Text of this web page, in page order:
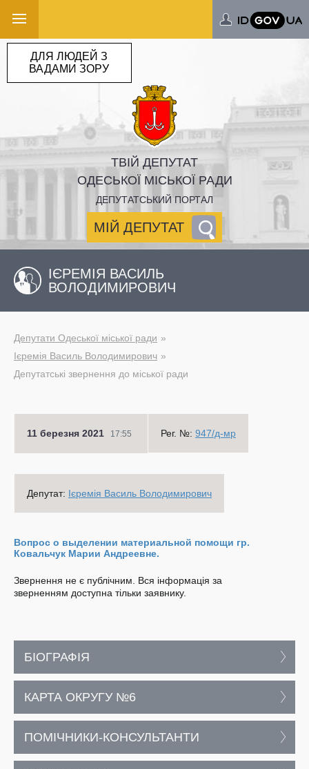
ТВІЙ ДЕПУТАТ
ОДЕСЬКОЇ МІСЬКОЇ РАДИ
ДЕПУТАТСЬКИЙ ПОРТАЛ
МІЙ ДЕПУТАТ
ДЛЯ ЛЮДЕЙ З
ВАДАМИ ЗОРУ
ІЄРЕМІЯ ВАСИЛЬ
ВОЛОДИМИРОВИЧ
Депутати Одеської міської ради
Ієремія Василь Володимирович
Депутатські звернення до міської ради
11 березня 2021 17:55 Рег. №: 947/д-мр
Депутат: Ієремія Василь Володимирович
Вопрос о выделении материальной помощи гр.
Ковальчук Марии Андреевне.
Звернення не є публічним. Вся інформація за
зверненням доступна тільки заявнику.
БІОГРАФІЯ
КАРТА ОКРУГУ №6
ПОМІЧНИКИ-КОНСУЛЬТАНТИ